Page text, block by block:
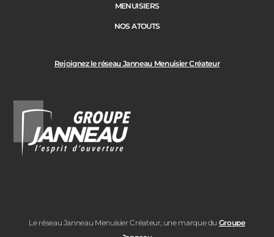
Rejoignez le réseau Janneau Menuisier Créateur
Le réseau Janneau Menuisier Créateur, une marque du Groupe
MENUISIERS
NOS ATOUTS